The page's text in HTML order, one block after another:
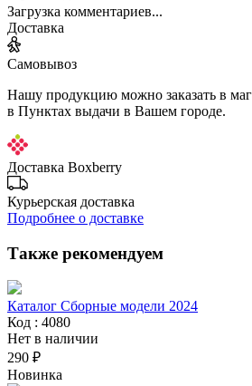
Загрузка комментариев...
Доставка
Самовывоз
Нашу продукцию можно заказать в
в Пунктах выдачи в Вашем городе.
Доставка Boxberry
Курьерская доставка
Подробнее о доставке
Также рекомендуем
Каталог Сборные модели 2024
Код : 4080
Нет в наличии
290 ₽
Новинка